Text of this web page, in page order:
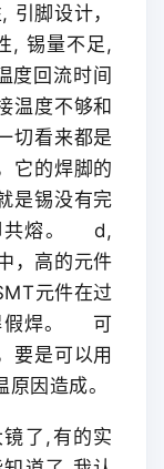
脚设计，
, 锡量不足,
回流时间
温度不够和
切看来都是
它的焊脚的
是锡没有完
熔。
d,
，高的元件
元件在过
焊。
可
要是可以用
因造成。
了,有的实